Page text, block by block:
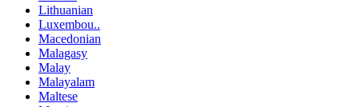
Lithuanian
Luxembou..
Macedonian
Malagasy
Malay
Malayalam
Maltese